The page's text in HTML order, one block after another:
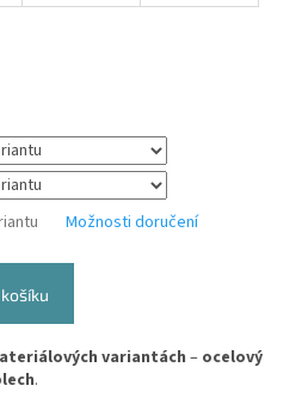
Možnosti doručení
variantách – ocelový
.